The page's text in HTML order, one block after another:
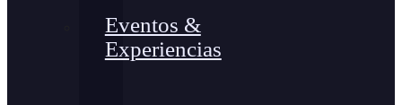
Eventos &
Experiencias